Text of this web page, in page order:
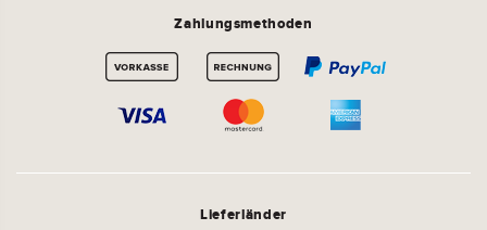
Zahlungsmethoden
Lieferländer